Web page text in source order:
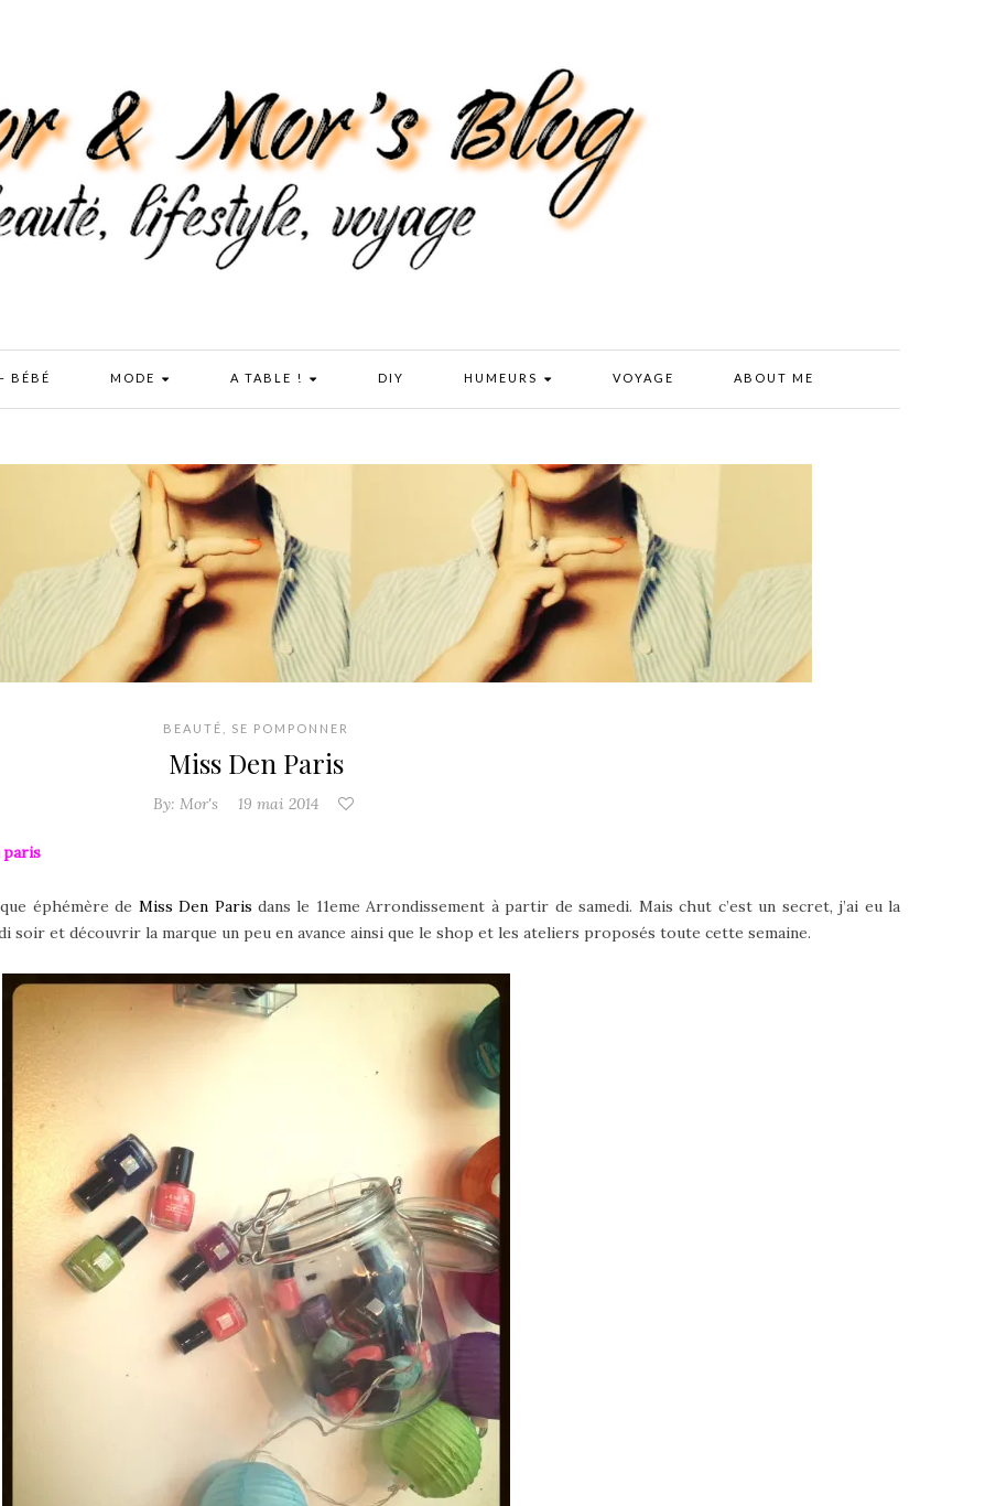
BÉBÉ MODE A TABLE ! DIY HUMEURS VOYAGE ABOUT ME
BEAUTÉ SE POMPONNER
Miss Den Paris
By: Mor's 19 mai 2014
paris
éphémère de Miss Den Parisdans le 11eme Arrondissement à partir de samedi. Mais chut c’est un secret, j’ai eu la
soir et découvrir la marque un peu en avance ainsi que le shop et les ateliers proposés toute cette semaine.